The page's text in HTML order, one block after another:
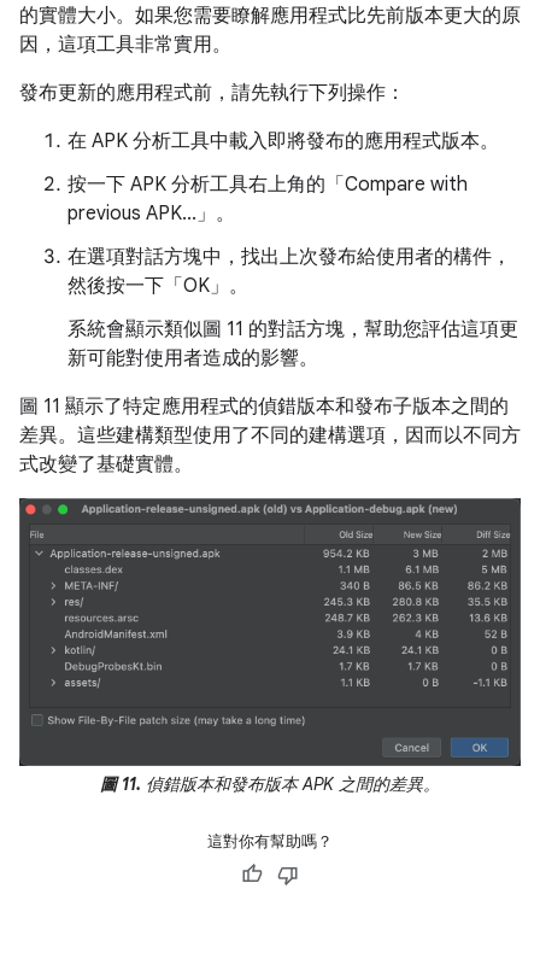
的實體大小。如果您需要瞭解應用程式比先前版本更大的原
因，這項工具非常實用。
發布更新的應用程式前，請先執行下列操作：
在 APK 分析工具中載入即將發布的應用程式版本。
按一下 APK 分析工具右上角的「Compare with
previous APK...」 。
在選項對話方塊中，找出上次發布給使用者的構件，
然後按一下「OK」 。
系統會顯示類似圖 11 的對話方塊，幫助您評估這項更
新可能對使用者造成的影響。
圖 11 顯示了特定應用程式的偵錯版本和發布子版本之間的
差異。這些建構類型使用了不同的建構選項，因而以不同方
式改變了基礎實體。
圖 11. 偵錯版本和發布版本 APK 之間的差異。
這對你有幫助嗎？